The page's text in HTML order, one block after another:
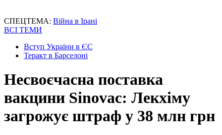
СПЕЦТЕМА: Війна в Ірані
ВСІ ТЕМИ
Вступ України в ЄС
Теракт в Барселоні
Несвоєчасна поставка
вакцини Sinovac: Лекхіму
загрожує штраф у 38 млн грн